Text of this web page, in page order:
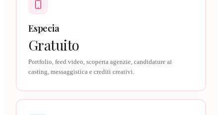
Especia
Gratuito
Portfolio, feed video, scoperta agenzie, candidature ai
casting, messaggistica e crediti creativi.